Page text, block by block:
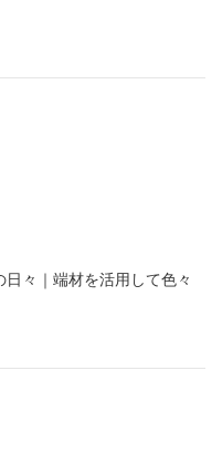
々｜端材を活用して色々